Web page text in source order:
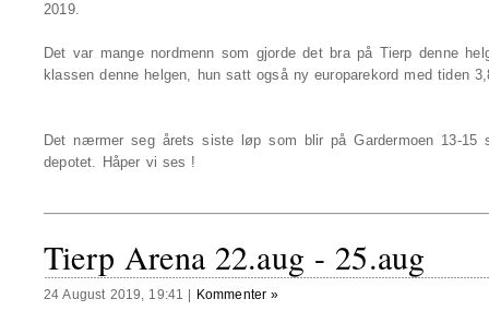
2019.
Det var mange nordmenn som gjorde det bra på Tierp denne
klassen denne helgen, hun satt også ny europarekord med tiden
Det nærmer seg årets siste løp som blir på Gardermoen 13-
depotet. Håper vi ses !
Tierp Arena 22.aug - 25.aug
24 August 2019, 19:41 Kommenter »